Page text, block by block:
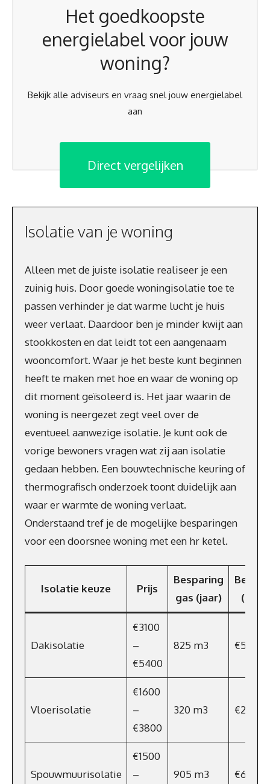
Het goedkoopste
energielabel voor jouw
woning?
Bekijk alle adviseurs en vraag snel jouw energielabel
aan
Direct vergelijken
Isolatie van je woning
Alleen met de juiste isolatie realiseer je een
zuinig huis. Door goede woningisolatie toe te
passen verhinder je dat warme lucht je huis
weer verlaat. Daardoor ben je minder kwijt aan
stookkosten en dat leidt tot een aangenaam
wooncomfort. Waar je het beste kunt beginnen
heeft te maken met hoe en waar de woning op
dit moment geïsoleerd is. Het jaar waarin de
woning is neergezet zegt veel over de
eventueel aanwezige isolatie. Je kunt ook de
vorige bewoners vragen wat zij aan isolatie
gedaan hebben. Een bouwtechnische keuring of
thermografisch onderzoek toont duidelijk aan
waar er warmte de woning verlaat.
Onderstaand tref je de mogelijke besparingen
voor een doorsnee woning met een hr ketel.
Isolatie keuze Prijs
Besparing
gas (jaar)
(€/
Dakisolatie
€3100
–
€5400
825 m3 €569
Vloerisolatie
€1600
–
€3800
320 m3 €221
Spouwmuurisolatie
€1500
–
905 m3 €624